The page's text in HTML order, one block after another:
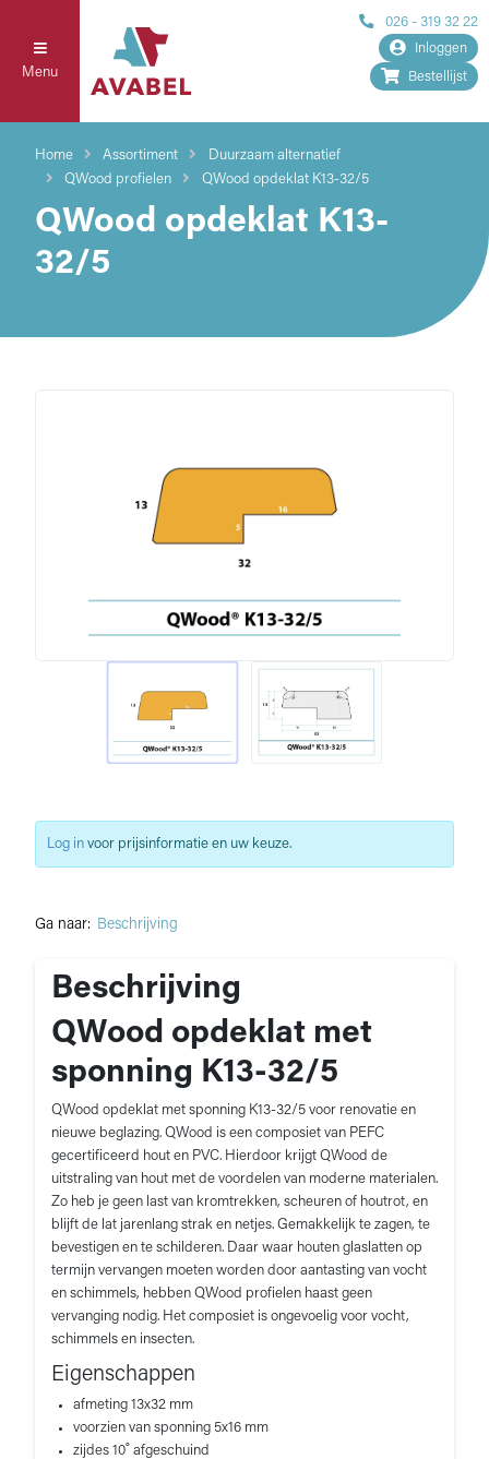
Menu
026 - 319 32 22
Inloggen
Bestellijst
Home Assortiment
Duurzaam alternatief
QWood profielen
QWood opdeklat K13-32/5
QWood opdeklat K13-
32/5
Ga naar: Beschrijving
Beschrijving
QWood opdeklat met
sponning K13-32/5
QWood opdeklat met sponning K13-32/5 voor renovatie en
nieuwe beglazing. QWood is een composiet van PEFC
gecertificeerd hout en PVC. Hierdoor krijgt QWood de
uitstraling van hout met de voordelen van moderne materialen.
Zo heb je geen last van kromtrekken, scheuren of houtrot, en
blijft de lat jarenlang strak en netjes. Gemakkelijk te zagen, te
bevestigen en te schilderen. Daar waar houten glaslatten op
termijn vervangen moeten worden door aantasting van vocht
en schimmels, hebben QWood profielen haast geen
vervanging nodig. Het composiet is ongevoelig voor vocht,
schimmels en insecten.
Eigenschappen
afmeting 13x32 mm
voorzien van sponning 5x16 mm
zijdes 10˚ afgeschuind
Log in voor prijsinformatie en uw keuze.